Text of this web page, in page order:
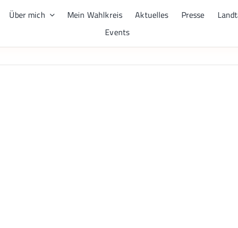
Über mich Mein Wahlkreis Aktuelles Presse
Events